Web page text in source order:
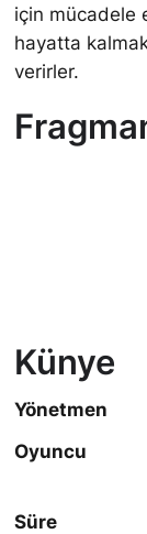
için mücadele
hayatta
verirler.
Künye
Yönetmen
Oyuncu
Süre